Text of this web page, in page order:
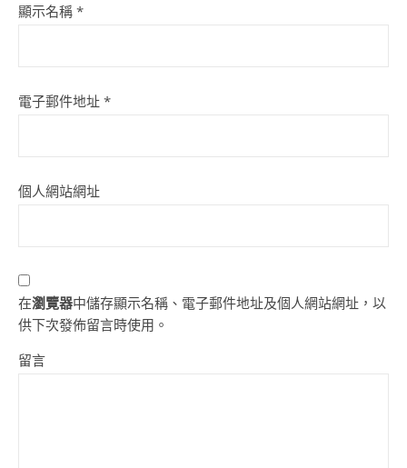
顯示名稱 *
電子郵件地址 *
個人網站網址
在瀏覽器中儲存顯示名稱、電子郵件地址及個人網站網址，以
供下次發佈留言時使用。
留言